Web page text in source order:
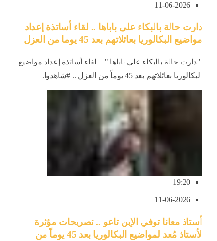
11-06-2026
دارت حالة بالبكاء على باباها .. لقاء أساتذة إعداد
مواضيع البكالوريا بعائلاتهم بعد 45 يوما من العزل
" دارت حالة بالبكاء على باباها " .. لقاء أساتذة إعداد مواضيع
البكالوريا بعائلاتهم بعد 45 يوماً من العزل .. #شاهدوا.
19:20
11-06-2026
أستاذ معانا توفي الإبن تاعو .. تصريحات مؤثرة
لأستاذ مُعد لمواضيع البكالوريا بعد 45 يوماً من